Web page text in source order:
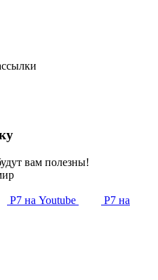
вам полезны!
Р7 на Youtube Р7 на